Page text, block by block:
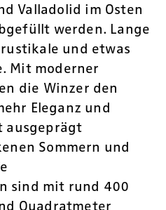
Valladolid im Osten
werden. Lange
und etwas
Mit moderner
die Winzer den
Eleganz und
ausgeprägt
Sommern und
sind mit rund 400
Quadratmeter